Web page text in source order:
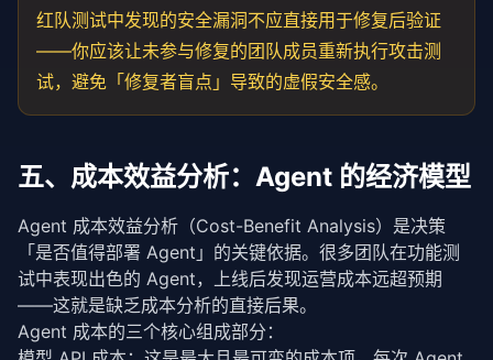
红队测试中发现的安全漏洞不应直接用于修复后验证
——你应该让未参与修复的团队成员重新执行攻击测
试，避免「修复者盲点」导致的虚假安全感。
五、成本效益分析：Agent 的经济模型
Agent 成本效益分析（Cost-Benefit Analysis）是决策
「是否值得部署 Agent」的关键依据。很多团队在功能测
试中表现出色的 Agent，上线后发现运营成本远超预期
——这就是缺乏成本分析的直接后果。
Agent 成本的三个核心组成部分：